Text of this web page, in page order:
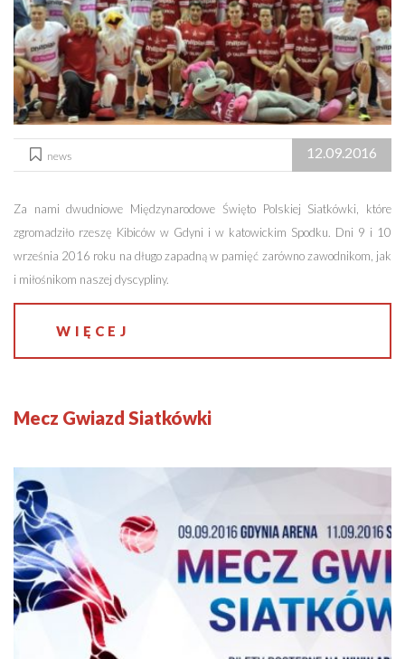
news 12.09.2016
Za nami dwudniowe Międzynarodowe Święto Polskiej Siatkówki, które
zgromadziło rzeszę Kibiców w Gdyni i w katowickim Spodku. Dni 9 i 10
września 2016 roku na długo zapadną w pamięć zarówno zawodnikom, jak
i miłośnikom naszej dyscypliny.
WIĘCEJ
Mecz Gwiazd Siatkówki